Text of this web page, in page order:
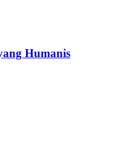
Humanis